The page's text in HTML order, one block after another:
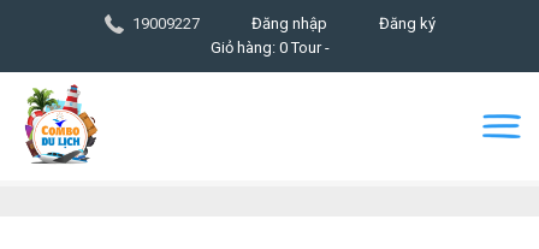
19009227 Đăng nhập
Đăng ký
Giỏ hàng: 0 Tour -